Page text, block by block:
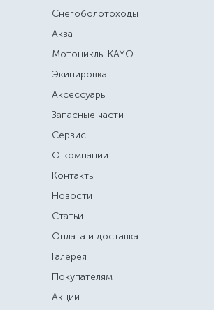
Снегоболотоходы
Аква
Мотоциклы KAYO
Экипировка
Аксессуары
Запасные части
Сервис
О компании
Контакты
Новости
Статьи
Оплата и доставка
Галерея
Покупателям
Акции